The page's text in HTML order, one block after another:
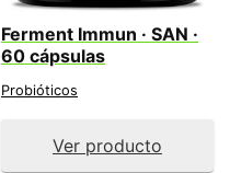
Ferment Immun · SAN ·
60 cápsulas
Probióticos
Ver producto